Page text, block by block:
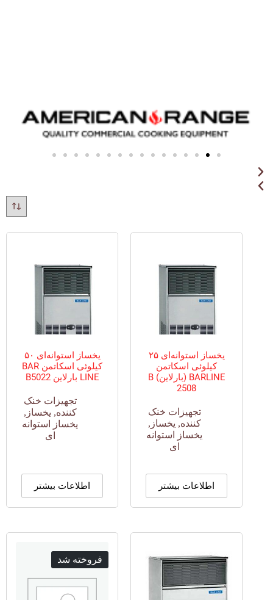
یخساز استوانه‌ای ۲۵
کیلوئی اسکاتمن
BARLINE (بارلاین) B
2508
تجهیزات خنک
کننده, یخساز ,
یخساز استوانه
ای
اطلاعات بیشتر
یخساز استوانه‌ای ۵۰
کیلوئی اسکاتمن BAR
LINE بارلاین B5022
تجهیزات خنک
کننده, یخساز ,
یخساز استوانه
ای
اطلاعات بیشتر
فروخته شد